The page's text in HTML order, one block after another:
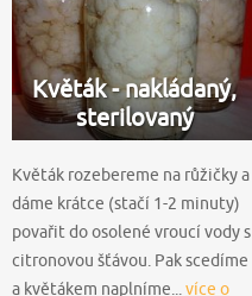
Květák - nakládaný,
sterilovaný
Květák rozebereme na růžičky a
dáme krátce (stačí 1-2 minuty)
povařit do osolené vroucí vody s
citronovou šťávou. Pak scedíme
a květákem naplníme...více o